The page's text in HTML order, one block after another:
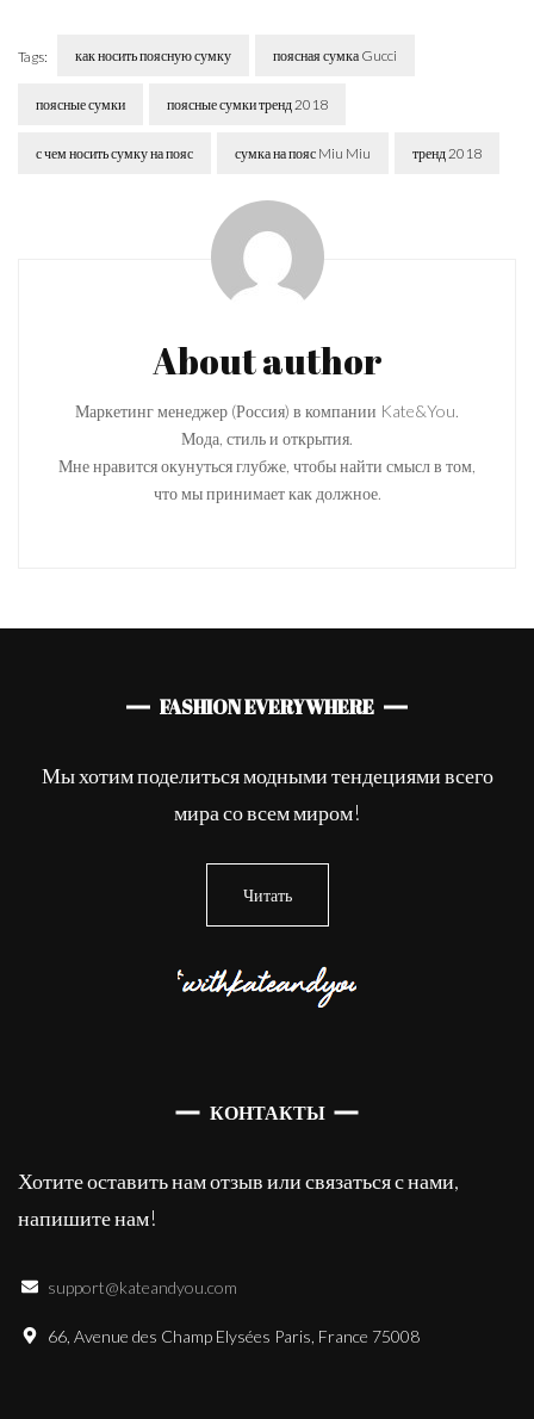
Tags: как носить поясную сумку поясная сумка Gucci
поясные сумки поясные сумки тренд 2018
с чем носить сумку на пояс сумка на пояс Miu Miu тренд 2018
About author
Маркетинг менеджер (Россия) в компании Kate&You.
Мода, стиль и открытия.
Мне нравится окунуться глубже, чтобы найти смысл в том,
что мы принимает как должное.
FASHION EVERYWHERE
Мы хотим поделиться модными тендециями всего
мира со всем миром!
Читать
КОНТАКТЫ
Хотите оставить нам отзыв или связаться с нами,
напишите нам!
support@kateandyou.com
66, Avenue des Champ Elysées Paris, France 75008